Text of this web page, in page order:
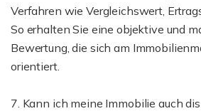
Verfahren wie Vergleichswert,
So erhalten Sie eine objektive und
Bewertung, die sich am
orientiert.
7. Kann ich meine Immobilie auch